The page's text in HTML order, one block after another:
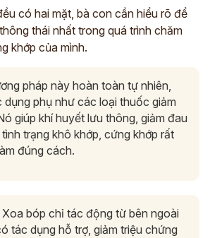
có hai mặt, bà con cần hiểu rõ để
thái nhất trong quá trình chăm
khớp của mình.
pháp này hoàn toàn tự nhiên,
dụng phụ như các loại thuốc giảm
giúp khí huyết lưu thông, giảm đau
trạng khô khớp, cứng khớp rất
đúng cách.
Xoa bóp chỉ tác động từ bên ngoài
tác dụng hỗ trợ, giảm triệu chứng